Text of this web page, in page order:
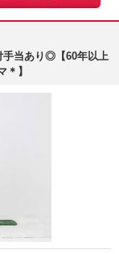
手当あり◎【60年以上
】